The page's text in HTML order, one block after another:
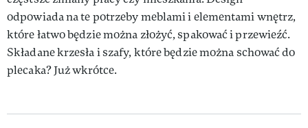
odpowiada na te potrzeby meblami i elementami wnętrz,
które łatwo będzie można złożyć, spakować i przewieźć.
Składane krzesła i szafy, które będzie można schować do
plecaka? Już wkrótce.